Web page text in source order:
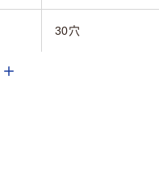
30穴